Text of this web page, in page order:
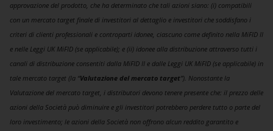
approvazione del prodotto, che ha determinato che tali azioni siano: (i) compatibili
con un mercato target finale di investitori al dettaglio e investitori che soddisfano i
criteri di clienti professionali e controparti idonee, ciascuno come definito nella MiFID II
e nelle Leggi UK MiFID (se applicabile); e (ii) idonee alla distribuzione attraverso tutti i
canali di distribuzione consentiti dalla MiFID II e dalle Leggi UK MiFID (se applicabile) in
tale mercato target (la “Valutazione del mercato target”). Nonostante la
Valutazione del mercato target, i distributori devono tenere presente che: il prezzo delle
azioni della Società può diminuire e gli investitori potrebbero perdere tutto o parte del
loro investimento; le azioni della Società non offrono alcun reddito garantito e